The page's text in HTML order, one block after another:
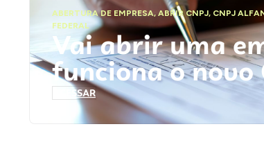
ABERTURA DE EMPRESA,ABRIR CNPJ, CNPJ
FEDERAL
Vai abrir uma
funciona o novo
ACESSAR